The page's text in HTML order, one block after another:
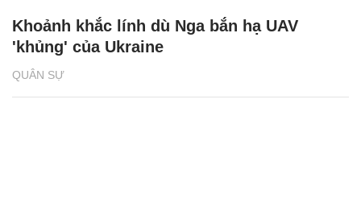
QUÂN SỰ
Khoảnh khắc lính dù Nga bắn hạ UAV
'khủng' của Ukraine